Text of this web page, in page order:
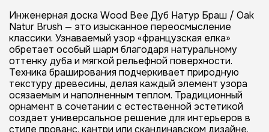
Инженерная доска Wood Bee Дуб Натур Браш / Oak
Natur Brush — это изысканное переосмысление
классики. Узнаваемый узор «французская елка»
обретает особый шарм благодаря натуральному
оттенку дуба и мягкой рельефной поверхности.
Техника браширования подчеркивает природную
текстуру древесины, делая каждый элемент узора
осязаемым и наполненным теплом. Традиционный
орнамент в сочетании с естественной эстетикой
создает универсальное решение для интерьеров в
стиле прованс, кантри или скандинавском дизайне,